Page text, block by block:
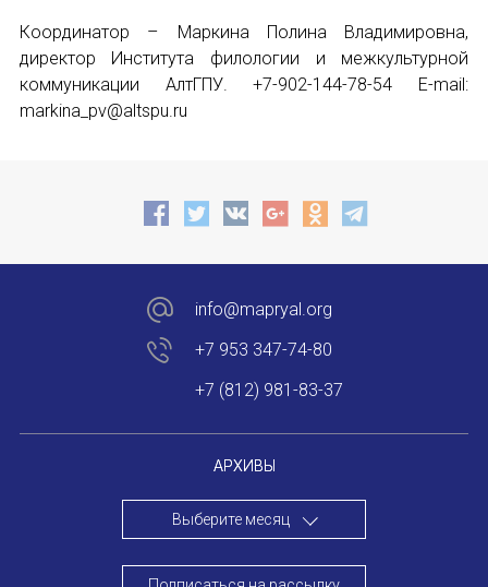
Координатор – Маркина Полина Владимировна,
директор Института филологии и межкультурной
коммуникации АлтГПУ. +7-902-144-78-54 E-mail:
markina_pv@altspu.ru
АРХИВЫ
Выберите месяц
info@mapryal.org
+7 953 347-74-80
+7 (812) 981-83-37